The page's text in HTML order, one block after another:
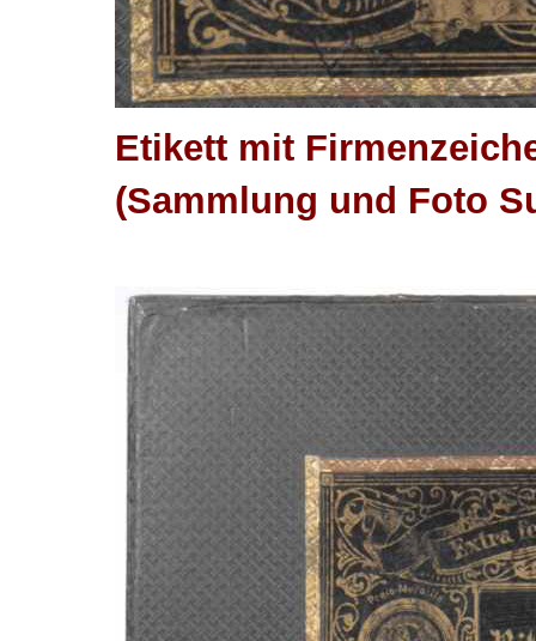
Etikett mit
(Sammlung und Foto